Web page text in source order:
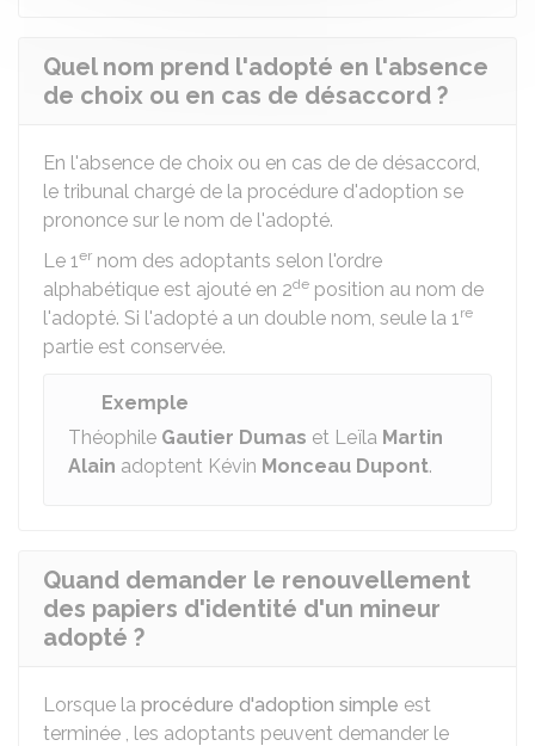
Quel nom prend l'adopté en l'absence
de choix ou en cas de désaccord ?
En l'absence de choix ou en cas de de désaccord,
le tribunal chargé de la procédure d'adoption se
prononce sur le nom de l'adopté.
Le 1er nom des adoptants selon l'ordre
alphabétique est ajouté en 2de position au nom de
l'adopté. Si l'adopté a un double nom, seule la 1re
partie est conservée.
Exemple
Théophile Gautier Dumas et Leïla Martin
Alain adoptent Kévin Monceau Dupont.
Quand demander le renouvellement
des papiers d'identité d'un mineur
adopté ?
Lorsque la procédure d'adoption simple est
terminée , les adoptants peuvent demander le